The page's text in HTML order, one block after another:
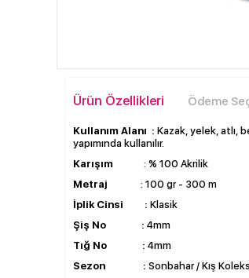
Ürün Özellikleri Ödeme
Kullanım Alanı : Kazak, yelek, atlı,
yapımında kullanılır.
Karışım
: % 100 Akrilik
Metraj : 100 gr - 300 m
İplik Cinsi : Klasik
Şiş No : 4mm
Tığ No : 4mm
Sezon : Sonbahar / Kış